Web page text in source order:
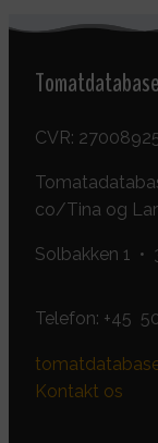
CVR:
co/Tina og
Solbakken 1 •
Telefon: +45
Kontakt os